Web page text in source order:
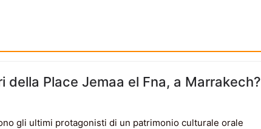
della Place Jemaa el Fna, a Marrakech?
gli ultimi protagonisti di un patrimonio culturale orale